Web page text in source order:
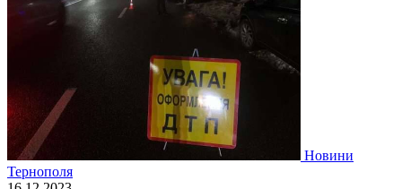
Новини
Тернополя